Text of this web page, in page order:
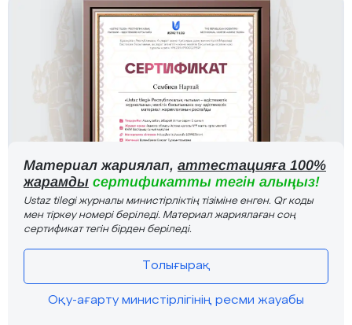
Материал жариялап, аттестацияға 100%
жарамды сертификатты тегін алыңыз!
Ustaz tilegi журналы министірліктің тізіміне енген. Qr коды
мен тіркеу номері беріледі. Материал жариялаған соң
сертификат тегін бірден беріледі.
Толығырақ
Оқу-ағарту министірлігінің ресми жауабы